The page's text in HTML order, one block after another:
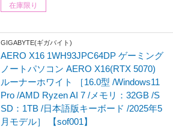
在庫限り
GIGABYTE(ギガバイト)
AERO X16 1WH93JPC64DP ゲーミング
ノートパソコン AERO X16(RTX 5070)
ルーナーホワイト ［16.0型 /Windows11
Pro /AMD Ryzen AI 7 /メモリ：32GB /S
SD：1TB /日本語版キーボード /2025年5
月モデル］ 【sof001】